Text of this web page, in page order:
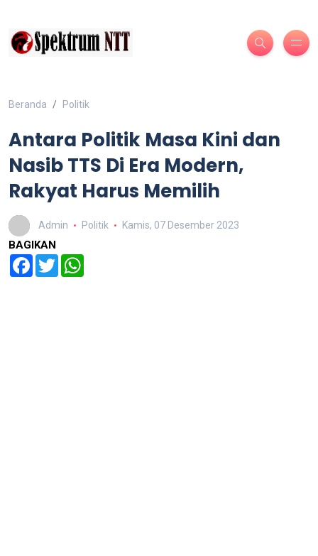
Beranda Politik
Antara Politik Masa Kini dan
Nasib TTS Di Era Modern,
Rakyat Harus Memilih
Admin Politik Kamis, 07 Desember 2023
BAGIKAN
Facebook
Twitter